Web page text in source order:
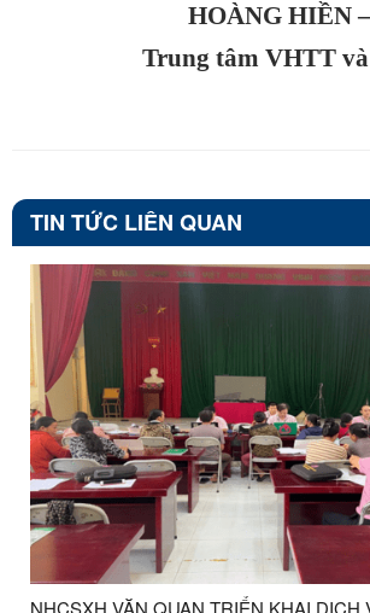
HOÀNG HIỀN
Trung tâm VHTT
TIN TỨC LIÊN QUAN
NHCSXH VĂN QUAN TRIỂN KHAI DỊCH